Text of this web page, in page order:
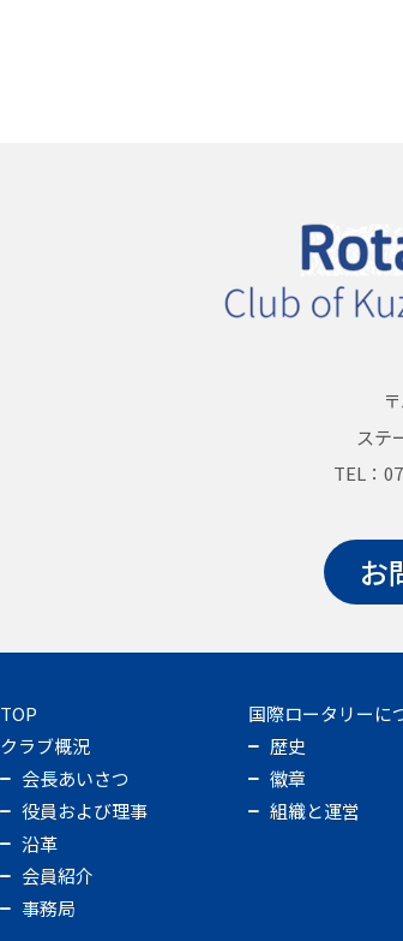
ステ
TEL：
お
TOP
クラブ概況
会長あいさつ
役員および理事
沿革
会員紹介
事務局
国際ロータリーに
歴史
徽章
組織と運営